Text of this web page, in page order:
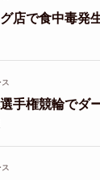
店で食中毒発
手権競輪でダ